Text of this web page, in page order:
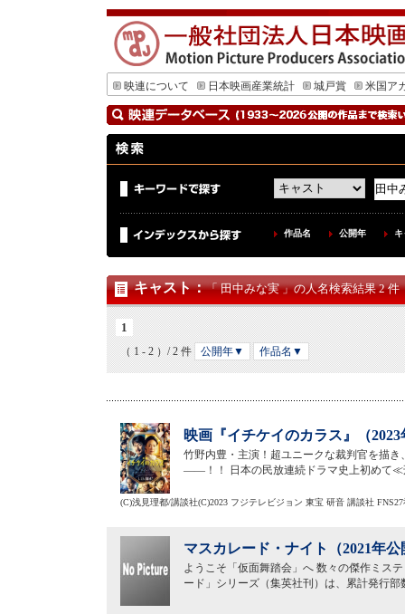
映連について 日本映画産業統計 城戸賞 米国ア
作品名 公開年
キャスト：「 田中みな実 」の人名検索結果 2 件
1
（ 1 - 2 ）/ 2 件 公開年▼ 作品名▼
映画『イチケイのカラス』（2023
竹野内豊・主演！超ユニークな裁判官を描
――！！ 日本の民放連続ドラマ史上初めて≪
(C)浅見理都/講談社(C)2023 フジテレビジョン 東宝 研音 講談社 FNS27
マスカレード・ナイト（2021年公
ようこそ「仮面舞踏会」へ 数々の傑作ミス
ード」シリーズ（集英社刊）は、累計発行